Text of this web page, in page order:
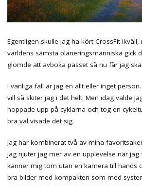
Egentligen skulle jag ha kört CrossFit
världens sämsta planeringsmänniska gick
glömde att avboka passet så nu får jag
I vanliga fall är jag en allt eller inget
vill så skiter jag i det helt. Men idag valde
hoppade upp på cyklarna och tog en
bra val visade det sig.
Jag har kombinerat två av mina
Jag njuter jag mer av en upplevelse när jag
känner mig tom utan en kamera till hands
bra bilder med kompakten som med